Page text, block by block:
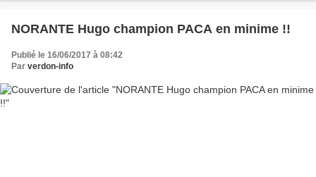
NORANTE Hugo champion PACA en minime !!
Publié le 16/06/2017 à 08:42
Par verdon-info